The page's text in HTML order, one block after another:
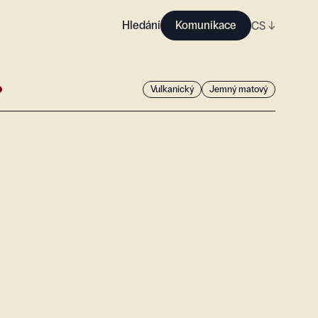
Hledání Komunikace CS ↓
Vulkanický Jemný matový